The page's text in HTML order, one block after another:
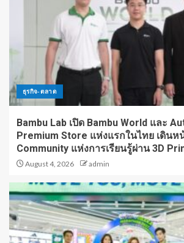
ธุรกิจ-ตลาด
Bambu Lab เปิด Bambu World และ
Premium Store แห่งแรกในไทย เดินห
Community แห่งการเรียนรู้ผ่าน 3D
August 4, 2026 admin